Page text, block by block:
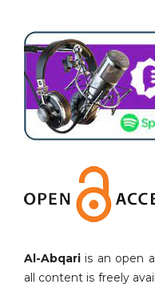
Al-Abqari is an open
all content is freely